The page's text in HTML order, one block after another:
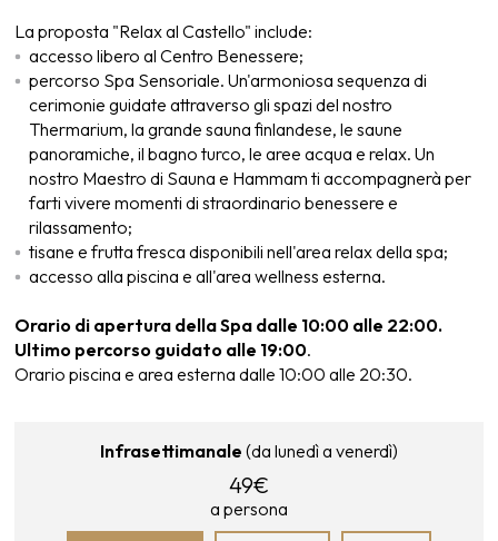
La proposta "Relax al Castello" include:
accesso libero al Centro Benessere;
percorso Spa Sensoriale. Un'armoniosa sequenza di
cerimonie guidate attraverso gli spazi del nostro
Thermarium, la grande sauna finlandese, le saune
panoramiche, il bagno turco, le aree acqua e relax. Un
nostro Maestro di Sauna e Hammam ti accompagnerà per
farti vivere momenti di straordinario benessere e
rilassamento;
tisane e frutta fresca disponibili nell'area relax della spa;
accesso alla piscina e all'area wellness esterna.
Orario di apertura della Spa dalle 10:00 alle 22:00.
Ultimo percorso guidato alle 19:00.
Orario piscina e area esterna dalle 10:00 alle 20:30.
Infrasettimanale (da lunedì a venerdì)
49€
a persona